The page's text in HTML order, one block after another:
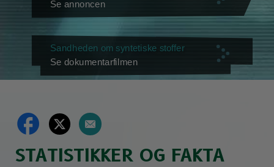
Se annoncen
Sandheden om syntetiske stoffer
Se dokumentarfilmen
STATISTIKKER OG FAKTA